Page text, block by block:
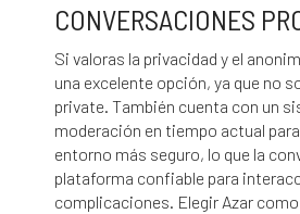
CONVERSACIONES
Si valoras la privacidad y el
una excelente opción, ya que no
private. También cuenta con un
moderación en tiempo actual
entorno más seguro, lo que la
plataforma confiable para
complicaciones. Elegir Azar